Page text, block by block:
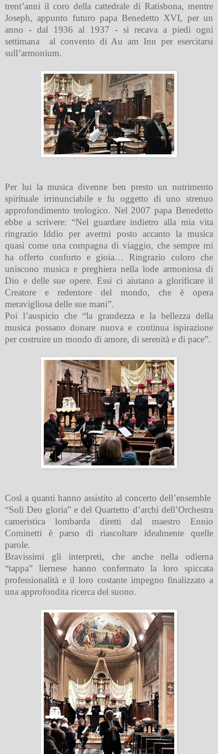
trent’anni il coro della cattedrale di Ratisbona, mentre
Joseph, appunto futuro papa Benedetto XVI, per un
anno - dal 1936 al 1937 - si recava a piedi ogni
settimana
al convento di Au am Inn per esercitarsi
sull’armonium.
Per lui la musica divenne ben presto un nutrimento
spirituale irrinunciabile e fu oggetto di uno strenuo
approfondimento teologico. Nel 2007 papa Benedetto
ebbe a scrivere: “Nel guardare indietro alla mia vita
ringrazio Iddio per avermi posto accanto la musica
quasi come una compagna di viaggio, che sempre mi
ha offerto conforto e gioia… Ringrazio coloro che
uniscono musica e preghiera nella lode armoniosa di
Dio e delle sue opere. Essi ci aiutano a glorificare il
Creatore e redentore del mondo, che è opera
meravigliosa delle sue mani”.
Poi l’auspicio che “la grandezza e la bellezza della
musica possano donare nuova e continua ispirazione
per costruire un mondo di amore, di serenità e di pace”.
Così a quanti hanno assistito al concerto dell’ensemble
“Soli Deo gloria” e del Quartetto d’archi dell’Orchestra
cameristica lombarda diretti dal maestro Ennio
Cominetti è parso di riascoltare idealmente quelle
parole.
Bravissimi gli interpreti, che anche nella odierna
“tappa” liernese hanno confermato la loro spiccata
professionalità e il loro costante impegno finalizzato a
una approfondita ricerca del suono.